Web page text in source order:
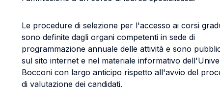
Le procedure di selezione per l'accesso ai corsi
sono definite dagli organi competenti in sede di
programmazione annuale delle attività e sono
sul sito internet e nel materiale informativo
Bocconi con largo anticipo rispetto all'avvio del
di valutazione dei candidati.